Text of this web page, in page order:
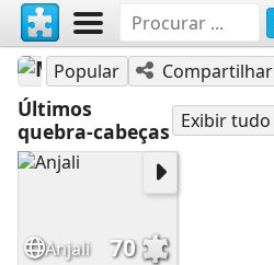
Melofaroh
Popular Compartilhar
Últimos
quebra-cabeças Exibir tudo
Anjali 70